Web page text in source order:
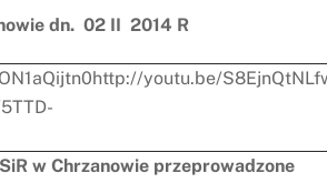
dn. 02 II 2014 R
http://youtu.be/
w Chrzanowie przeprowadzone